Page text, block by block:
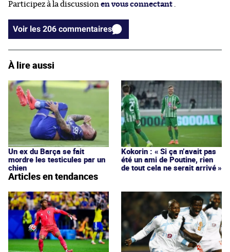
Participez à la discussion en vous connectant .
Voir les 206 commentaires
À lire aussi
Un ex du Barça se fait
mordre les testicules par un
chien
Kokorin : « Si ça n’avait pas
été un ami de Poutine, rien
de tout cela ne serait arrivé »
Articles en tendances